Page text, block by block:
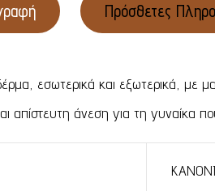
Πρόσθετες
εσωτερικά και εξωτερικά, με
απίστευτη άνεση για τη γυναίκα